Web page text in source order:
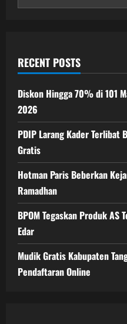
Bali
RECENT POSTS
Diskon Hingga 70% di 101
2026
PDIP Larang Kader Terlibat
Gratis
Hotman Paris Beberkan
Ramadhan
BPOM Tegaskan Produk AS
Edar
Mudik Gratis Kabupaten
Pendaftaran Online